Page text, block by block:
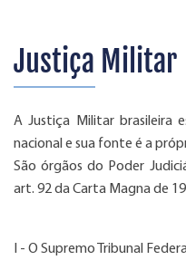
Justiça Militar
A Justiça Militar brasileira
nacional e sua fonte é a
São órgãos do Poder
art. 92 da Carta Magna de
I - O Supremo Tribunal